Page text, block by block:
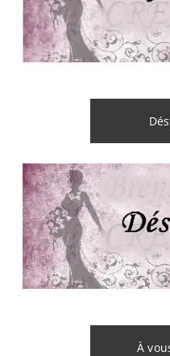
À